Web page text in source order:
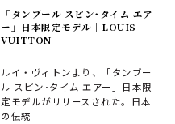
「タンブール スピン･タイム エア
ー」日本限定モデル｜LOUIS
VUITTON
ルイ・ヴィトンより、「タンブー
ル スピン･タイム エアー」日本限
定モデルがリリースされた。日本
の伝統